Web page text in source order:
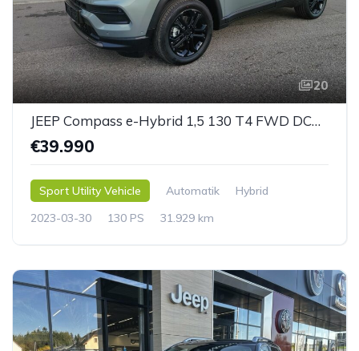
20
JEEP Compass e-Hybrid 1,5 130 T4 FWD DCT7 Upland
€39.990
Sport Utility Vehicle Automatik
Hybrid
2023-03-30
130 PS 31.929 km